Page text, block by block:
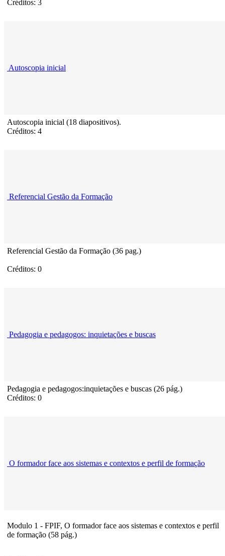
Créditos: 3
Autoscopia inicial
Autoscopia inicial (18 diapositivos).
Créditos: 4
Referencial Gestão da Formação
Referencial Gestão da Formação (36 pag.)
Créditos: 0
Pedagogia e pedagogos: inquietações e buscas
Pedagogia e pedagogos:inquietações e buscas (26 pág.)
Créditos: 0
O formador face aos sistemas e contextos e perfil de formação
Modulo 1 - FPIF, O formador face aos sistemas e contextos e perfil
de formação (58 pág.)